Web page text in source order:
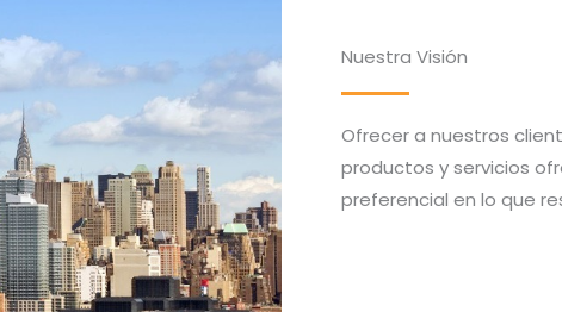
Nuestra Visión
Ofrecer a nuestros
productos y servicios
preferencial en lo que